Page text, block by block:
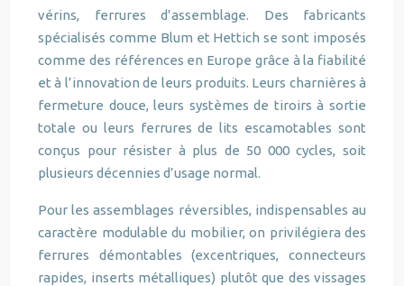
vérins, ferrures d’assemblage. Des fabricants
spécialisés comme Blum et Hettich se sont imposés
comme des références en Europe grâce à la fiabilité
et à l’innovation de leurs produits. Leurs charnières à
fermeture douce, leurs systèmes de tiroirs à sortie
totale ou leurs ferrures de lits escamotables sont
conçus pour résister à plus de 50 000 cycles, soit
plusieurs décennies d’usage normal.
Pour les assemblages réversibles, indispensables au
caractère modulable du mobilier, on privilégiera des
ferrures démontables (excentriques, connecteurs
rapides, inserts métalliques) plutôt que des vissages